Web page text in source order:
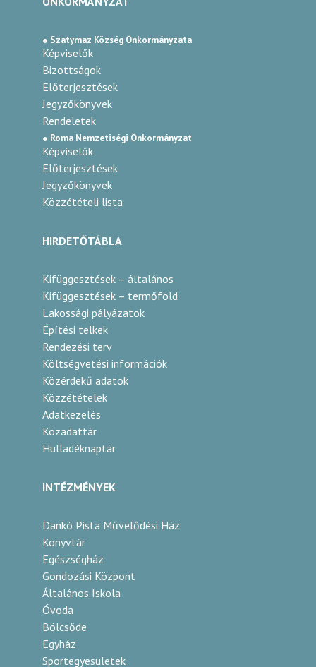
● Szatymaz Község Önkormányzata
Képviselők
Bizottságok
Előterjesztések
Jegyzőkönyvek
Rendeletek
● Roma Nemzetiségi Önkormányzat
Képviselők
Előterjesztések
Jegyzőkönyvek
Közzétételi lista
HIRDETŐTÁBLA
Kifüggesztések – általános
Kifüggesztések – termőföld
Lakossági pályázatok
Építési telkek
Rendezési terv
Költségvetési információk
Közérdekű adatok
Közzétételek
Adatkezelés
Közadattár
Hulladéknaptár
INTÉZMÉNYEK
Dankó Pista Művelődési Ház
Könyvtár
Egészségház
Gondozási Központ
Általános Iskola
Óvoda
Bölcsőde
Egyház
Sportegyesületek